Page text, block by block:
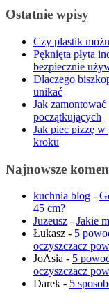
Ostatnie wpisy
Czy plastik
Pęknięta płyta
bezpiecznie
Dlaczego
unikać
Jak
początkujących
Jak piec pizzę
kroku
Najnowsze
kuchnia blog -
45 cm?
Juzeusz - Jakie
Łukasz - 5
oczyszczacz
JoAsia - 5
oczyszczacz
Darek - 5